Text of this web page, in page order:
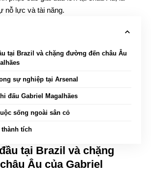
nỗ lực và tài năng.
tại Brazil và chặng đường đến châu Âu
sự nghiệp tại Arsenal
đấu Gabriel Magalhães
sống ngoài sân cỏ
thành tích
tại Brazil và chặng
Âu của Gabriel